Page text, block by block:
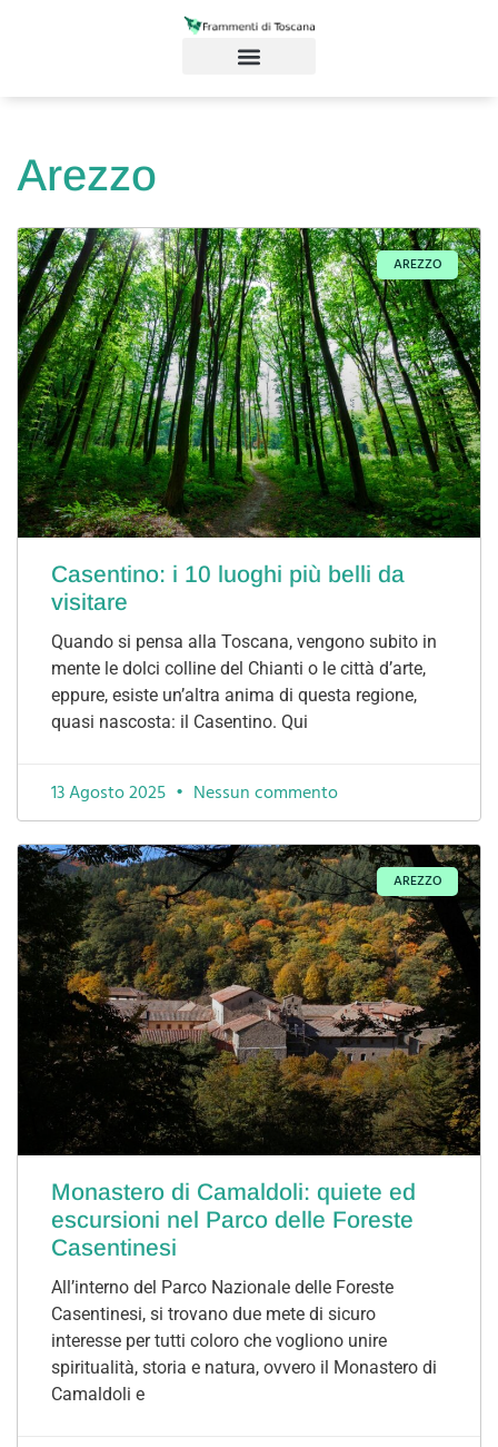
Arezzo
AREZZO
Casentino: i 10 luoghi più belli da
visitare
Quando si pensa alla Toscana, vengono subito in
mente le dolci colline del Chianti o le città d’arte,
eppure, esiste un’altra anima di questa regione,
quasi nascosta: il Casentino. Qui
13 Agosto 2025 Nessun commento
AREZZO
Monastero di Camaldoli: quiete ed
escursioni nel Parco delle Foreste
Casentinesi
All’interno del Parco Nazionale delle Foreste
Casentinesi, si trovano due mete di sicuro
interesse per tutti coloro che vogliono unire
spiritualità, storia e natura, ovvero il Monastero di
Camaldoli e